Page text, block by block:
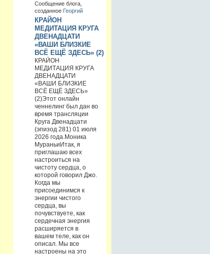
Сообщение блога,
созданное Георгий
КРАЙОН
МЕДИТАЦИЯ КРУГА
ДВЕНАДЦАТИ
«ВАШИ БЛИЗКИЕ
ВСЁ ЕЩЁ ЗДЕСЬ» (2)
КРАЙОН
МЕДИТАЦИЯ КРУГА
ДВЕНАДЦАТИ
«ВАШИ БЛИЗКИЕ
ВСЁ ЕЩЁ ЗДЕСЬ»
(2)Этот онлайн
ченнелинг был дан во
время трансляции
Круга Двенадцати
(эпизод 281) 01 июля
2026 года.Моника
МураньиИтак, я
приглашаю всех
настроиться на
чистоту сердца, о
которой говорил Джо.
Когда мы
присоединимся к
энергии чистого
сердца, вы
почувствуете, как
сердечная энергия
расширяется в
вашем теле, как он
описал. Мы все
настроены на это